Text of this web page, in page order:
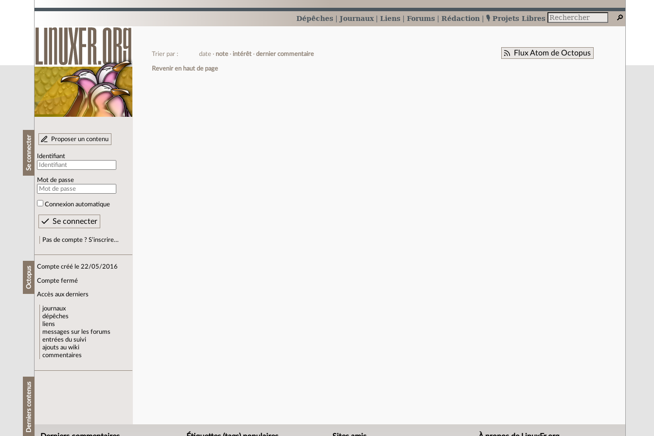
Dépêches Journaux Liens Forums Rédaction 🎙️ Projets Libres
Se connecter Proposer un contenu
Identifiant
Mot de passe
Connexion automatique
Pas de compte ? S’inscrire…
Octopus Compte créé le 22/05/2016
Compte fermé
Accès aux derniers
journaux
dépêches
liens
messages sur les forums
entrées du suivi
ajouts au wiki
commentaires
Derniers contenus
Flux Atom de Octopus
Trier par : date note intérêt dernier commentaire
Revenir en haut de page